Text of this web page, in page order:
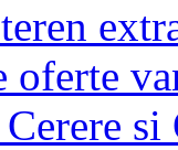
oferte
si